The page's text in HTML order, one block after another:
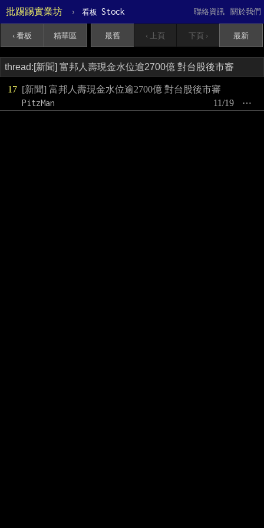
批踢踢實業坊 › 看板 Stock 關於我們
聯絡資訊
‹ 看板 精華區 最舊 ‹ 上頁 下頁 › 最新
17 [新聞] 富邦人壽現金水位逾2700億 對台股後市審
PitzMan
⋯
11/19